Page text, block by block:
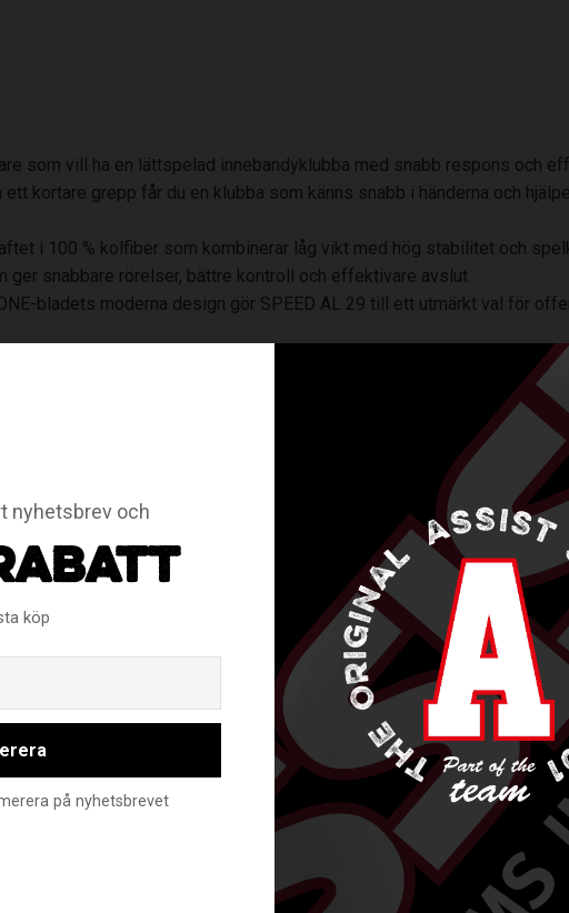
som vill ha en lättspelad innebandyklubba med snabb respons och
kortare grepp får du en klubba som känns snabb i händerna och
i 100 % kolfiber som kombinerar låg vikt med hög stabilitet och
snabbare rörelser, bättre kontroll och effektivare avslut.
bladets moderna design gör SPEED AL 29 till ett utmärkt val för
och en förhookad form som gör det enkelt att hantera bollen i
och snabba avslut.
nyhetsbrev och
köp
på nyhetsbrevet